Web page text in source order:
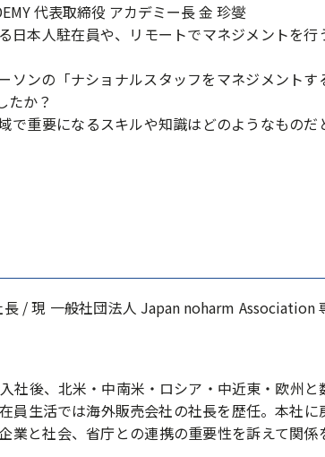
代表取締役 アカデミー⻑ ⾦ 珍燮
本人駐在員や、リモートでマネジメントを行
ンの「ナショナルスタッフをマネジメントす
たか？
重要になるスキルや知識はどのようなものだ
/ 現 一般社団法人 Japan noharm Association
社後、北米・中南米・ロシア・中近東・欧州と
員生活では海外販売会社の社長を歴任。本社に
業と社会、省庁との連携の重要性を訴えて関係